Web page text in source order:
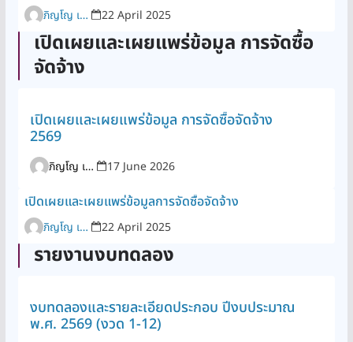
ทุกเวลา ประจำปีงบประมาณ พ.ศ.2568
ภิญโญ เพิ่มพูล 22 April 2025
เปิดเผยและเผยแพร่ข้อมูล การจัดซื้อ
จัดจ้าง
เปิดเผยและเผยแพร่ข้อมูล การจัดซื้อจัดจ้าง
2569
ภิญโญ เพิ่มพูล 17 June 2026
เปิดเผยและเผยแพร่ข้อมูลการจัดซื้อจัดจ้าง
ภิญโญ เพิ่มพูล 22 April 2025
รายงานงบทดลอง
งบทดลองและรายละเอียดประกอบ ปีงบประมาณ
พ.ศ. 2569 (งวด 1-12)